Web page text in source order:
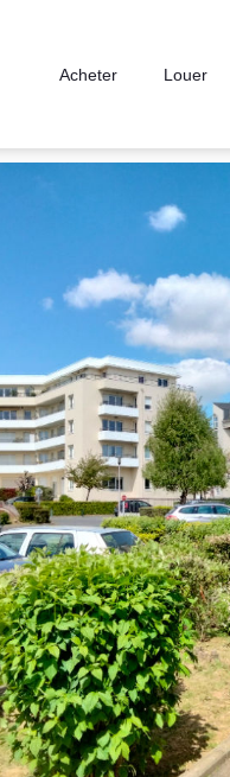
Acheter Louer